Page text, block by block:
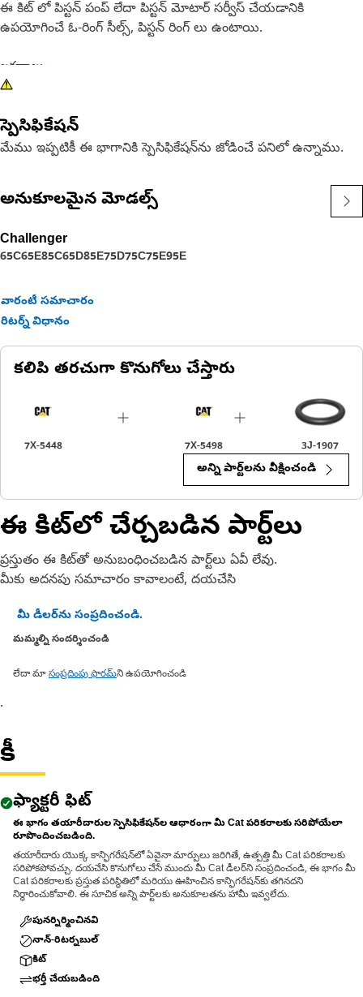
ఈ కిట్ లో పిస్టన్ పంప్ లేదా పిస్టన్ మోటార్ సర్వీస్ చేయడానికి
ఉపయోగించే ఓ-రింగ్ సీల్స్, పిస్టన్ రింగ్ లు ఉంటాయి.
లక్షణాలు:
మా కిట్ లు సౌకర్యం కోసం రూపొందించబడ్డాయి - ప్రీప్యాకేజ్ చేయబడింది,
చేయబడింది, ఇది మీకు సమయం మరియు డబ్బును ఆదా చేస్తుంది.
స్పెసిఫికేషన్
మేము ఇప్పటికీ ఈ భాగానికి స్పెసిఫికేషన్‌ను జోడించే పనిలో ఉన్నాము.
అనుకూలమైన మోడల్స్
Challenger
65C65E85C65D85E75D75C75E95E
వారంటీ సమాచారం
రిటర్న్ విధానం
కలిపి తరచుగా కొనుగోలు చేస్తారు
7X-5448 7X-5498 3J-1907
అన్ని పార్ట్‌లను వీక్షించండి
ఈ కిట్‌లో చేర్చబడిన పార్ట్‌లు
ప్రస్తుతం ఈ కిట్‌తో అనుబంధించబడిన పార్ట్‌లు ఏవీ లేవు.
మీకు అదనపు సమాచారం కావాలంటే, దయచేసి
మీ డీలర్‌ను సంప్రదించండి.
మమ్మల్ని సందర్శించండి
లేదా మాసంప్రదింపు ఫారమ్ని ఉపయోగించండి
.
కీ
ఫ్యాక్టరీ ఫిట్
ఈ భాగం తయారీదారుల స్పెసిఫికేషన్‌ల ఆధారంగా మీ Cat పరికరాలకు సరిపోయేలా
రూపొందించబడింది.
తయారీదారు యొక్క కాన్ఫిగరేషన్‌లో ఏవైనా మార్పులు జరిగితే, ఉత్పత్తి మీ Cat పరికరాలకు
సరిపోకపోవచ్చు. దయచేసి కొనుగోలు చేసే ముందు మీ Cat డీలర్‌ని సంప్రదించండి, ఈ భాగం మీ
Cat పరికరాలకు ప్రస్తుత పరిస్థితిలో మరియు ఊహించిన కాన్ఫిగరేషన్‌కు తగినదని
నిర్ధారించుకోవాలి. ఈ సూచిక అన్ని పార్ట్‌లకు అనుకూలతను హామీ ఇవ్వలేదు.
పునర్నిర్మించినవి
నాన్-రిటర్నబుల్
కిట్
భర్తీ చేయబడింది